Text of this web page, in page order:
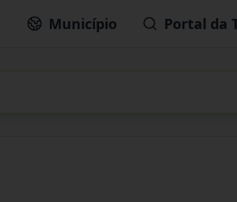
Município Portal da